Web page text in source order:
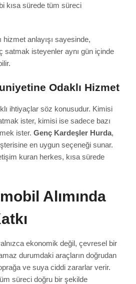
kısa sürede tüm süreci
hizmet anlayışı sayesinde,
satmak isteyenler aynı gün içinde
Odaklı Hizmet
ihtiyaçlar söz konusudur. Kimisi
ister, kimisi ise sadece bazı
ister. Genç Kardeşler Hurda,
en uygun seçeneği sunar.
kuran herkes, kısa sürede
Alımında
ekonomik değil, çevresel bir
durumdaki araçların doğrudan
ve suya ciddi zararlar verir.
süreci doğru bir şekilde